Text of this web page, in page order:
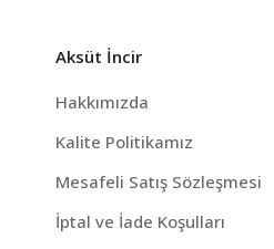
Aksüt İncir
Hakkımızda
Kalite Politikamız
Mesafeli Satış Sözleşmesi
İptal ve İade Koşulları